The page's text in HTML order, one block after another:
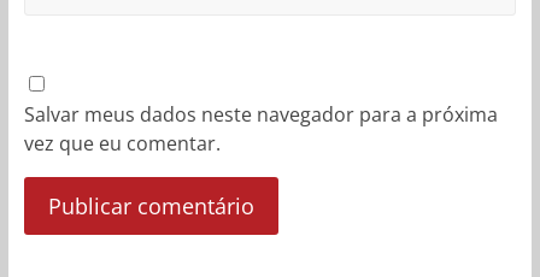
Salvar meus dados neste navegador para a próxima
vez que eu comentar.